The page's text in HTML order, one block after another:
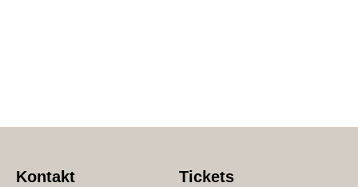
Kontakt Tickets